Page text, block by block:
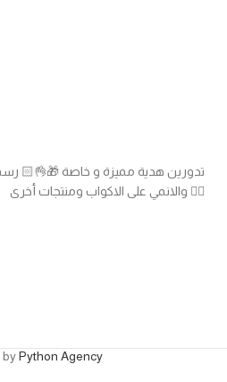
تدورين هدية مميزة و خاصة 🎁👌🏻
والانمي على الاكواب ومنتجات أخرى 👍🏻
byPython Agency